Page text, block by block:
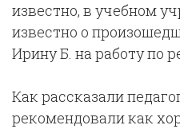
известно, в учебном
известно о
Ирину Б. на работу по
Как рассказали
рекомендовали как